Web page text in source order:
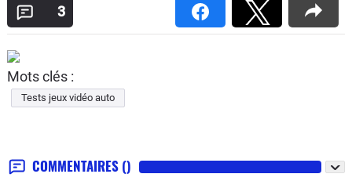
3
Mots clés :
Tests jeux vidéo auto
COMMENTAIRES ()